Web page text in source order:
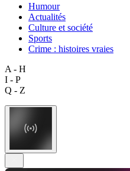
Humour
Actualités
Culture et société
Sports
Crime : histoires vraies
A - H
I - P
Q - Z